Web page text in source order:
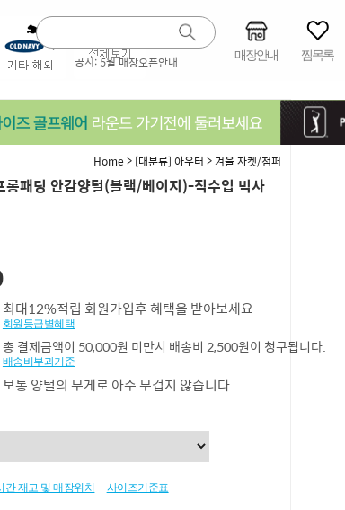
공지:5월 매장오픈안내 매장안내 찜목록
Home> [대분류] 아우터 >겨울 자켓/점퍼
롱패딩 안감양털(블랙/베이지)-직수입 빅사
최대12%적립 회원가입후 혜택을 받아보세요
회원등급별혜택
총 결제금액이 50,000원 미만시 배송비 2,500원이 청구됩니다.
배송비부과기준
보통 양털의 무게로 아주 무겁지 않습니다
간 재고 및 매장위치 사이즈기준표